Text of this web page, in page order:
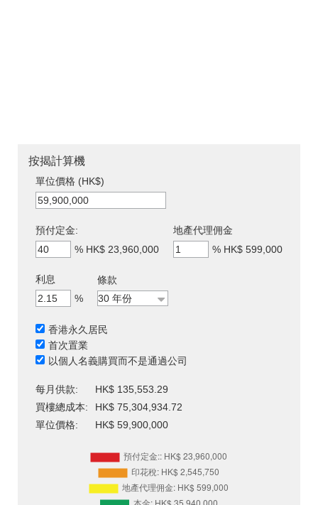
按揭計算機
單位價格 (HK$)
預付定金:
% HK$ 23,960,000
地產代理佣金
% HK$ 599,000
利息
%
條款
香港永久居民
首次置業
以個人名義購買而不是通過公司
每月供款:
HK$ 135,553.29
買樓總成本:
HK$ 75,304,934.72
單位價格:
HK$ 59,900,000